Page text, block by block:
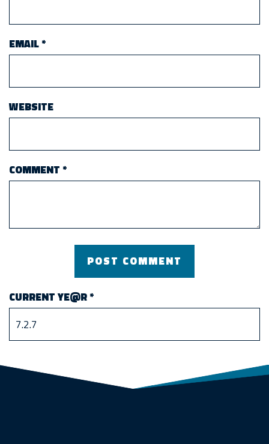
EMAIL*
WEBSITE
COMMENT *
CURRENT YE@R*